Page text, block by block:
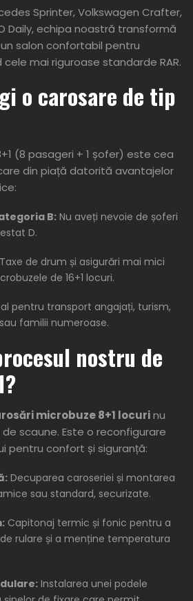
Sprinter, Volkswagen Crafter,
Daily, echipa noastră transformă
salon confortabil pentru
mai riguroase standarde RAR.
o carosare de tip
(8 pasageri + 1 șofer) este cea
din piață datorită avantajelor
B: Nu aveți nevoie de șoferi
D.
Taxe de drum și asigurări mai mici
de 16+1 locuri.
pentru transport angajați, turism,
familii numeroase.
nostru de
microbuze 8+1 locurinu
scaune. Este o reconfigurare
pentru confort și siguranță:
Decuparea caroseriei și montarea
sau standard, securizate.
Capitonaj termic și fonic pentru a
rulare și a menține temperatura
Instalarea unei podele